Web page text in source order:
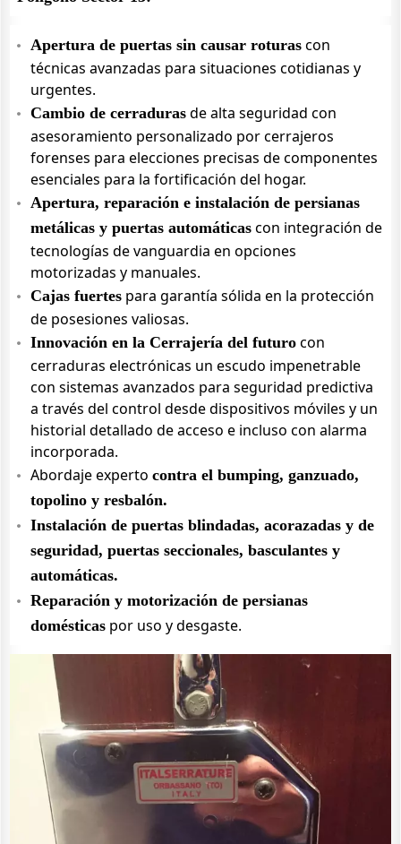
Apertura de puertas sin causar roturas con
técnicas avanzadas para situaciones cotidianas y
urgentes.
Cambio de cerraduras de alta seguridad con
asesoramiento personalizado por cerrajeros
forenses para elecciones precisas de componentes
esenciales para la fortificación del hogar.
Apertura, reparación e instalación de persianas
metálicas y puertas automáticas con integración de
tecnologías de vanguardia en opciones
motorizadas y manuales.
Cajas fuertes para garantía sólida en la protección
de posesiones valiosas.
Innovación en la Cerrajería del futuro con
cerraduras electrónicas un escudo impenetrable
con sistemas avanzados para seguridad predictiva
a través del control desde dispositivos móviles y un
historial detallado de acceso e incluso con alarma
incorporada.
Abordaje experto contra el bumping, ganzuado,
topolino y resbalón.
Instalación de puertas blindadas, acorazadas y de
seguridad, puertas seccionales, basculantes y
automáticas.
Reparación y motorización de persianas
domésticas por uso y desgaste.